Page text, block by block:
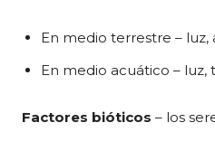
En medio terrestre – luz,
En medio acuático –
Factores bióticos – los